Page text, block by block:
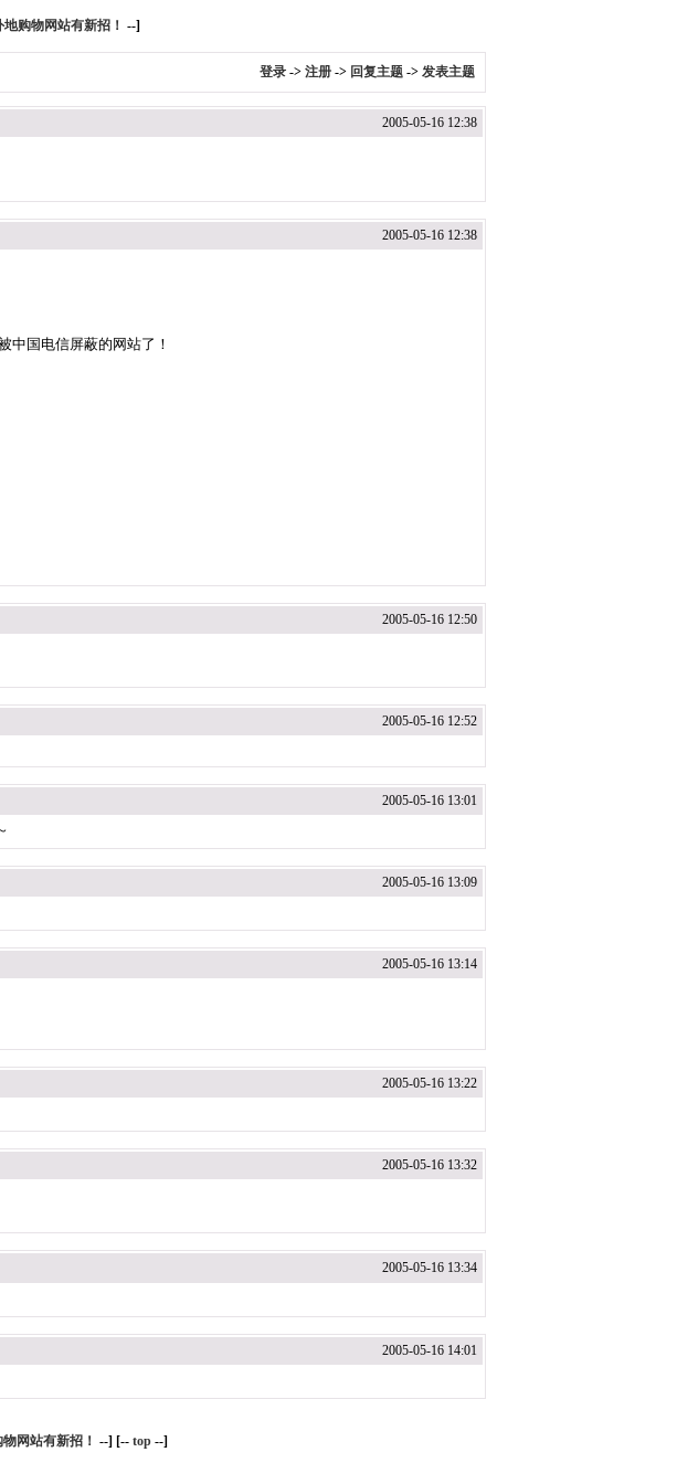
购物网站有新招！ --]
登录 -> 注册 -> 回复主题 -> 发表主题
2005-05-16 12:38
2005-05-16 12:38
中国电信屏蔽的网站了！
2005-05-16 12:50
2005-05-16 12:52
2005-05-16 13:01
2005-05-16 13:09
2005-05-16 13:14
2005-05-16 13:22
2005-05-16 13:32
2005-05-16 13:34
2005-05-16 14:01
网站有新招！ --] [-- top--]